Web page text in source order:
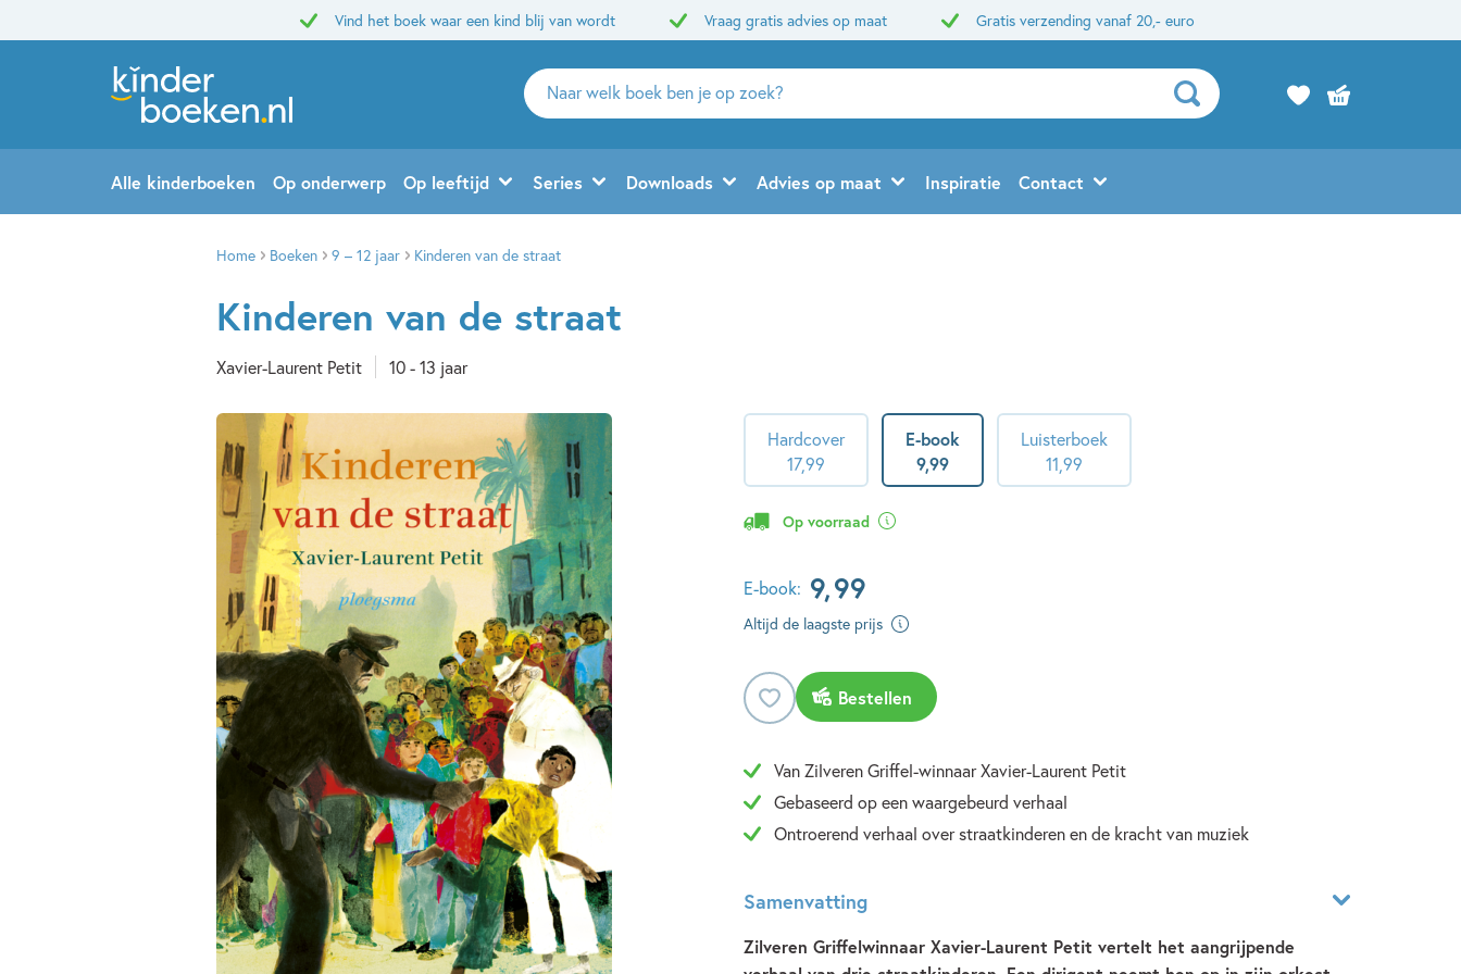
Vind het boek waar een kind blij van wordt Vraag gratis advies op maat Gratis verzending vanaf 20,- euro
Zoeken
naar
en
uitgevers
Alle kinderboeken Op onderwerp Op leeftijd Series Downloads Advies op maat Inspiratie Contact
Home Boeken 9 – 12 jaar Kinderen van de straat
Kinderen van de straat
Xavier-Laurent Petit 10 - 13 jaar
Hardcover
17,99
E-book
9,99
Luisterboek
11 99
Op voorraad
E-book: 9,99
Altijd de laagste prijs
Bestellen
Van Zilveren Griffel-winnaar Xavier-Laurent Petit
Gebaseerd op een waargebeurd verhaal
Ontroerend verhaal over straatkinderen en de kracht van muziek
Samenvatting
Zilveren Griffelwinnaar Xavier-Laurent Petit vertelt het aangrijpende